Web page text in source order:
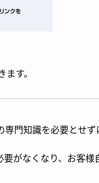
す。
門知識を必要とせず
がなくなり、お客様